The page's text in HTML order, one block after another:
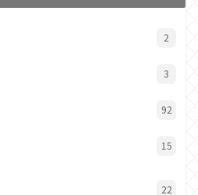
2
3
92
15
22